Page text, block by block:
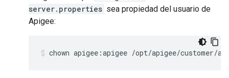
server.properties sea propiedad del usuario de
Apigee:
chown apigee:apigee /opt/apigee/customer/